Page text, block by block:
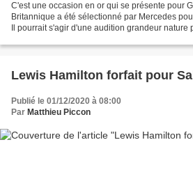
C'est une occasion en or qui se présente pour
Britannique a été sélectionné par Mercedes
Il pourrait s'agir d'une audition grandeur nature
Lewis Hamilton forfait pour
Publié le 01/12/2020 à 08:00
Par Matthieu Piccon